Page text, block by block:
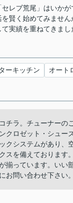
レブ荒尾」はいか
賢く始めてみませ
実績を重ねてきま
ーキッチン オート
チラ。チューナー
クロゼット・シュ
クシステムがあり、
スを備えております
揃っています。い
お問い合わせ下さい。